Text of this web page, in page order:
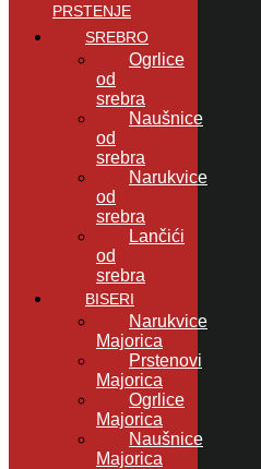
PRSTENJE
SREBRO
Ogrlice
od
srebra
Naušnice
od
srebra
Narukvice
od
srebra
Lančići
od
srebra
BISERI
Narukvice
Majorica
Prstenovi
Majorica
Ogrlice
Majorica
Naušnice
Majorica